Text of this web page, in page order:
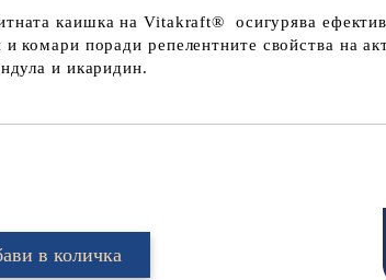
каишка на Vitakraft® осигурява
комари поради репелентните свойства на
и икаридин.